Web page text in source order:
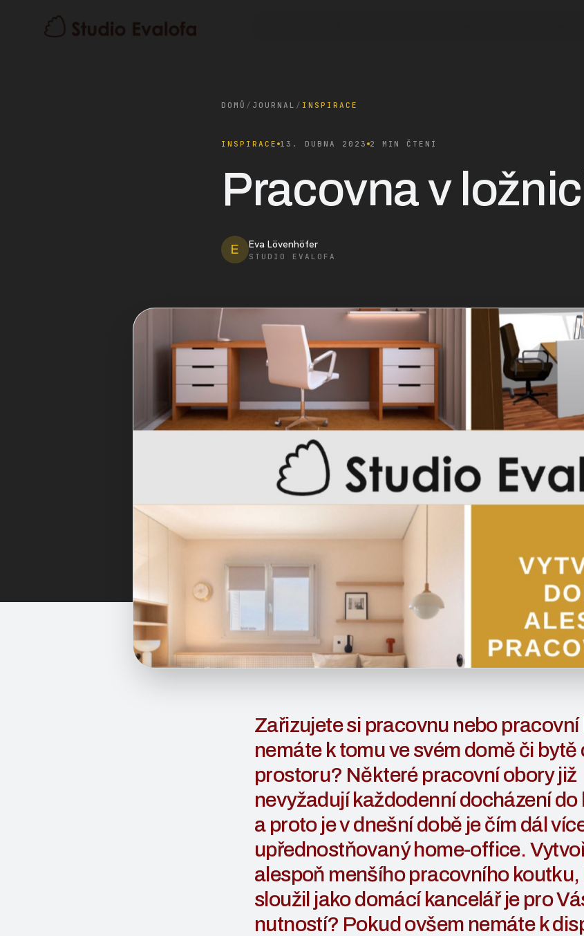
DOMŮ / JOURNAL / INSPIRACE
INSPIRACE 13. DUBNA 2023 2 MIN ČTENÍ
Pracovna v
E Eva Lövenhöfer
STUDIO EVALOFA
Zařizujete si pracovnu nebo pracovní
nemáte k tomu ve svém domě či
prostoru? Některé pracovní obory již
nevyžadují každodenní docházení do
a proto je v dnešní době je čím dál
upřednostňovaný home-office.
alespoň menšího pracovního koutku,
sloužil jako domácí kancelář je pro
nutností? Pokud ovšem nemáte k